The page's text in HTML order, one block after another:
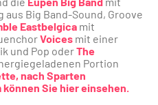
aus Big Band-Sound, Groove
Eastbelgica mit
Voices mit einer
und Pop oderThe
Portion
nach Sparten
Sie hier einsehen.